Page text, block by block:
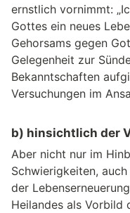
ernstlich vornimmt:
Gottes ein neues
Gehorsams gegen
Gelegenheit zur
Bekanntschaften
Versuchungen im
b) hinsichtlich der
Aber nicht nur im
Schwierigkeiten,
der
Heilandes als Vorbild